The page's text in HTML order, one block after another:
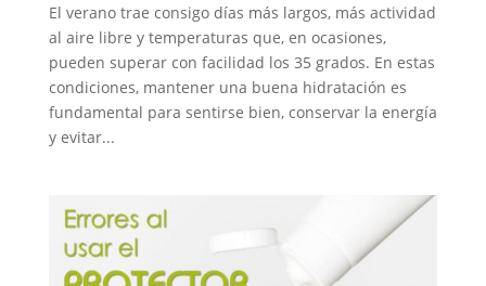
El verano trae consigo días más largos, más actividad
al aire libre y temperaturas que, en ocasiones,
pueden superar con facilidad los 35 grados. En estas
condiciones, mantener una buena hidratación es
fundamental para sentirse bien, conservar la energía
y evitar...